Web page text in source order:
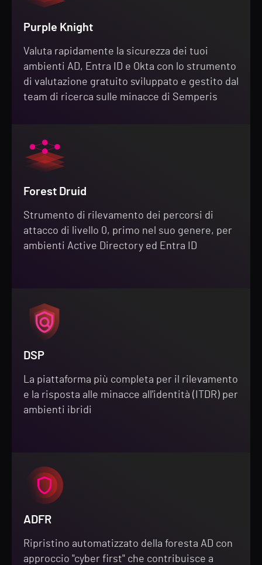
Purple Knight
Valuta rapidamente la sicurezza dei tuoi
ambienti AD, Entra ID e Okta con lo strumento
di valutazione gratuito sviluppato e gestito dal
team di ricerca sulle minacce di Semperis
Forest Druid
Strumento di rilevamento dei percorsi di
attacco di livello 0, primo nel suo genere, per
ambienti Active Directory ed Entra ID
DSP
La piattaforma più completa per il rilevamento
e la risposta alle minacce all'identità (ITDR) per
ambienti ibridi
ADFR
Ripristino automatizzato della foresta AD con
approccio "cyber first" che contribuisce a